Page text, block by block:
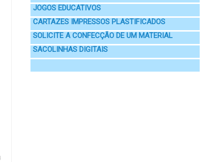
JOGOS EDUCATIVOS
CARTAZES IMPRESSOS PLASTIFICADOS
SOLICITE A CONFECÇÃO DE UM MATERIAL
SACOLINHAS DIGITAIS